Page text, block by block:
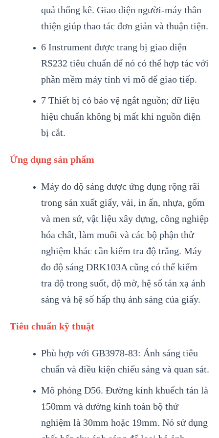
quả thống kê. Giao diện người-máy thân
thiện giúp thao tác đơn giản và thuận tiện.
6 Instrument được trang bị giao diện
RS232 tiêu chuẩn để nó có thể hợp tác với
phần mềm máy tính vi mô để giao tiếp.
7 Thiết bị có bảo vệ ngắt nguồn; dữ liệu
hiệu chuẩn không bị mất khi nguồn điện
bị cắt.
Ứng dụng sản phẩm
Máy đo độ sáng được ứng dụng rộng rãi
trong sản xuất giấy, vải, in ấn, nhựa, gốm
và men sứ, vật liệu xây dựng, công nghiệp
hóa chất, làm muối và các bộ phận thử
nghiệm khác cần kiểm tra độ trắng. Máy
đo độ sáng DRK103A cũng có thể kiểm
tra độ trong suốt, độ mờ, hệ số tán xạ ánh
sáng và hệ số hấp thụ ánh sáng của giấy.
Tiêu chuẩn kỹ thuật
Phù hợp với GB3978-83: Ánh sáng tiêu
chuẩn và điều kiện chiếu sáng và quan sát.
Mô phỏng D56. Đường kính khuếch tán là
150mm và đường kính toàn bộ thử
nghiệm là 30mm hoặc 19mm. Nó sử dụng